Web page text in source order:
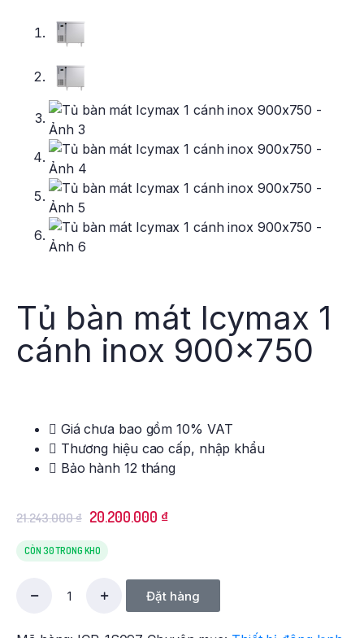
Tủ bàn mát Icymax 1
cánh inox 900×750
Giá chưa bao gồm 10% VAT
Thương hiệu cao cấp, nhập khẩu
Bảo hành 12 tháng
21.243.000₫ 20.200.000 ₫
CÒN 30 TRONG KHO
Đặt hàng